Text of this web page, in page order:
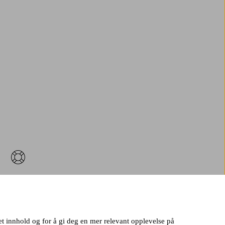
innhold og for å gi deg en mer relevant opplevelse på